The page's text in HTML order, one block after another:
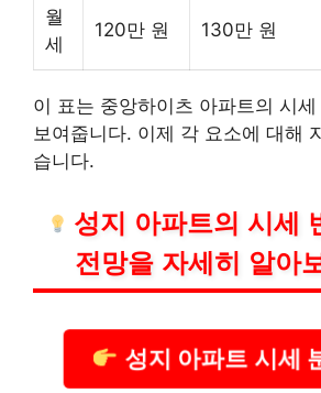
월
세
120만 원 130만 원
이 표는 중앙하이츠 아파트의 시
보여줍니다. 이제 각 요소에 대해
습니다.
성지 아파트의 시세
전망을 자세히 알아
성지 아파트 시세